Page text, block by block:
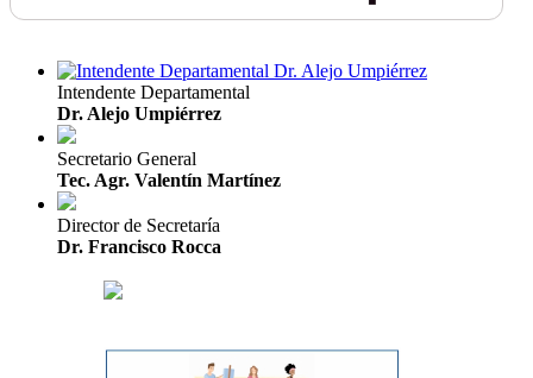
Intendente Departamental
Dr. Alejo Umpiérrez
Secretario General
Tec. Agr. Valentín Martínez
Director de Secretaría
Dr. Francisco Rocca